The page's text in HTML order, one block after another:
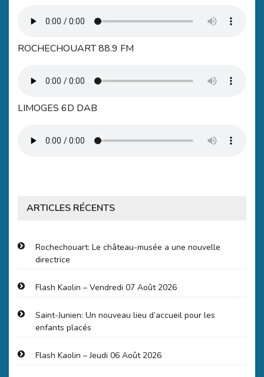
ROCHECHOUART 88.9 FM
LIMOGES 6D DAB
ARTICLES RÉCENTS
Rochechouart: Le château-musée a une nouvelle
directrice
Flash Kaolin – Vendredi 07 Août 2026
Saint-Junien: Un nouveau lieu d’accueil pour les
enfants placés
Flash Kaolin – Jeudi 06 Août 2026